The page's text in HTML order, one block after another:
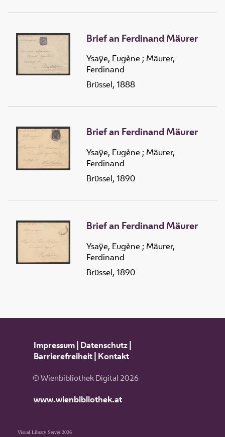
Brief an Ferdinand Mäurer
Ysaÿe, Eugène ; Mäurer,
Ferdinand
Brüssel, 1888
Brief an Ferdinand Mäurer
Ysaÿe, Eugène ; Mäurer,
Ferdinand
Brüssel, 1890
Brief an Ferdinand Mäurer
Ysaÿe, Eugène ; Mäurer,
Ferdinand
Brüssel, 1890
Impressum| Datenschutz|
Barrierefreiheit| Kontakt
© Wienbibliothek Digital 2026
www.wienbibliothek.at
Visual Library Server 2026